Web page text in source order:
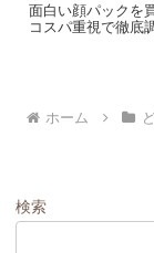
面白い顔パックを
コスパ重視で徹底
ホーム
検索